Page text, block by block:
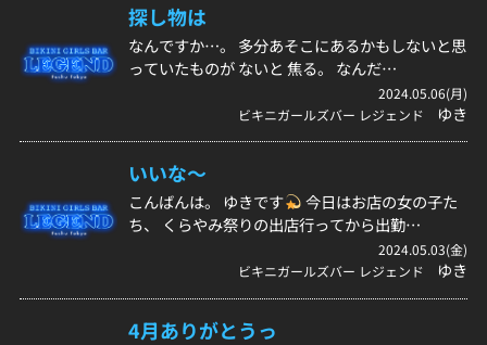
探し物は
なんですか…。 多分あそこにあるかもしないと思
っていたものが ないと 焦る。 なんだ…
2024.05.06(月)
ビキニガールズバー レジェンド
ゆき
いいな〜
こんばんは。 ゆきです
今日はお店の女の子た
ち、 くらやみ祭りの出店行ってから出勤…
2024.05.03(金)
ビキニガールズバー レジェンド
ゆき
4月ありがとうっ